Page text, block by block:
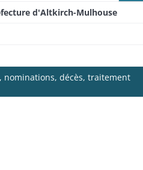
d'Altkirch-Mulhouse
nominations, décès, traitement